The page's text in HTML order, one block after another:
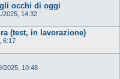
occhi di oggi
2025, 14:32
(test, in lavorazione)
6:17
2025, 10:48